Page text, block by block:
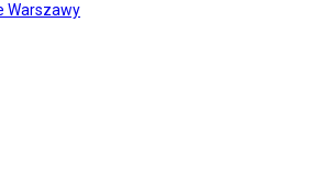
Warszawy